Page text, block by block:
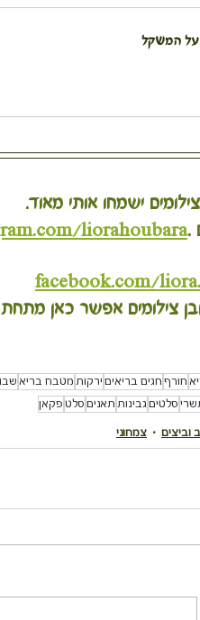
על המשקל
ישמחו אותי מאוד.
.
liorahoubara
facebook.com/
צילומים אפשר כאן
חורף חגים בריאים ירקות מטבח בריא
סלטים גבינות תאנים סלט פקאן
וביצים צמחוני